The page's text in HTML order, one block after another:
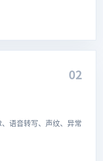
02
语音转写、声纹、异常